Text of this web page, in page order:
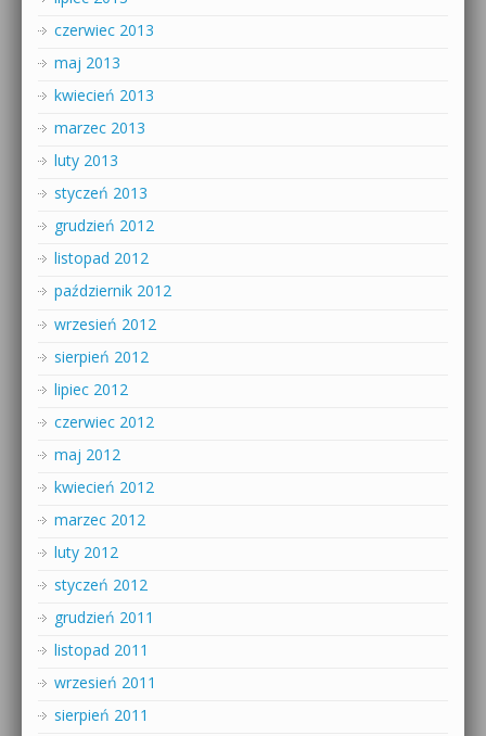
czerwiec 2013
maj 2013
kwiecień 2013
marzec 2013
luty 2013
styczeń 2013
grudzień 2012
listopad 2012
październik 2012
wrzesień 2012
sierpień 2012
lipiec 2012
czerwiec 2012
maj 2012
kwiecień 2012
marzec 2012
luty 2012
styczeń 2012
grudzień 2011
listopad 2011
wrzesień 2011
sierpień 2011